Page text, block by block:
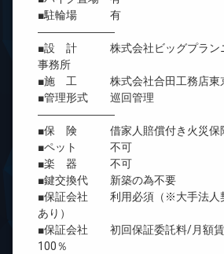
■駐輪場 有
―――――――
■設 計 株式会社ビッグプランニ
事務所
■施 工 株式会社合田工務店東
■管理形式 巡回管理
―――――――
■保 険 借家人賠償付き火災保
■ペット 不可
■楽 器 不可
■鍵交換代 新築の為不要
■保証会社 利用必須（※大手法人
あり）
■保証会社 初回保証委託料/月額賃
100％